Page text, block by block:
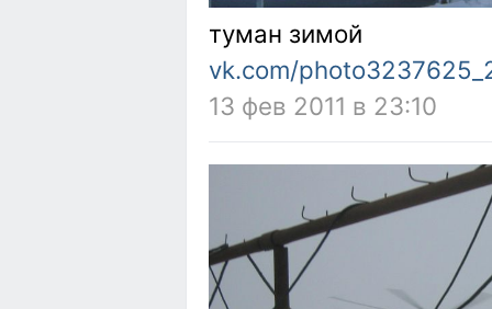
туман зимой
vk.com/
13 фев 2011 в 23:10